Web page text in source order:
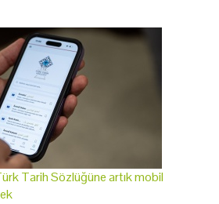
Tarih Sözlüğüne artık mobil